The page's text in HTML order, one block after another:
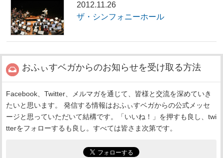
2012.11.26
ザ・シンフォニーホール
おふぃすベガからのお知らせを受け取る方法
Facebook、Twitter、メルマガを通じて、皆様と交流を深めていき
たいと思います。 発信する情報はおふぃすベガからの公式メッセ
ージと思っていただいて結構です。「いいね！」を押すも良し、twi
tterをフォローするも良し。すべては皆さま次第です。